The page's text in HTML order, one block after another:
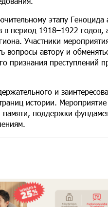
этапу
период 1918–1922 годов,
Участники
вопросы автору и
признания преступлений
и
истории.
памяти, поддержки